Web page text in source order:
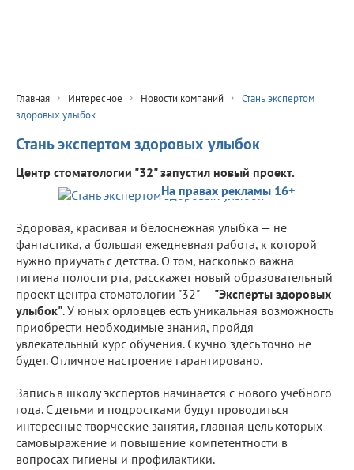
Главная Интересное Новости компаний
Стань экспертом
здоровых улыбок
Стань экспертом здоровых улыбок
Центр стоматологии "32" запустил новый проект.
На правах рекламы 16+
Здоровая, красивая и белоснежная улыбка — не
фантастика, а большая ежедневная работа, к которой
нужно приучать с детства. О том, насколько важна
гигиена полости рта, расскажет новый образовательный
проект центра стоматологии "32" — "Эксперты здоровых
улыбок". У юных орловцев есть уникальная возможность
приобрести необходимые знания, пройдя
увлекательный курс обучения. Скучно здесь точно не
будет. Отличное настроение гарантировано.
Запись в школу экспертов начинается с нового учебного
года. С детьми и подростками будут проводиться
интересные творческие занятия, главная цель которых —
самовыражение и повышение компетентности в
вопросах гигиены и профилактики.